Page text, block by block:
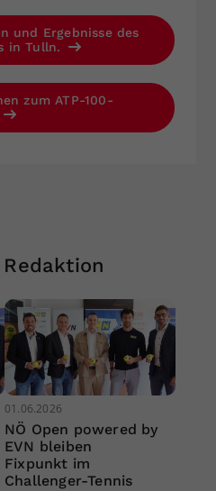
und Ergebnisse des
in Tulln.
zum ATP-100-
01.06.2026
NÖ Open powered by
EVN bleiben
Fixpunkt im
Challenger-Tennis